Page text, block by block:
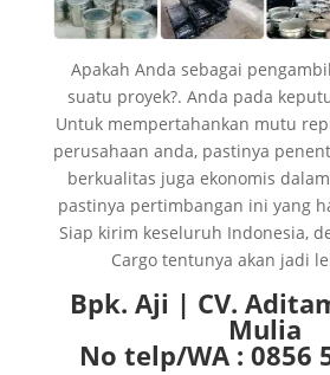
Apakah Anda sebagai
suatu proyek?. Anda pada
Untuk mempertahankan mutu
perusahaan anda, pastinya
berkualitas juga ekonomis
pastinya pertimbangan ini yang
Siap kirim keseluruh Indonesia,
Cargo tentunya akan jadi
Bpk. Aji | CV.
Mulia
No telp/WA : 0856